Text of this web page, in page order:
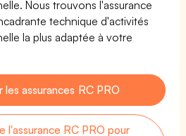
Nous trouvons l'assurance
technique d'activités
la plus adaptée à votre
les assurances RC PRO
l'assurance RC PRO pour